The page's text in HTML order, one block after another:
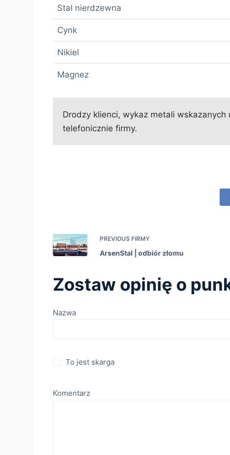
Stal nierdzewna
Cynk
Nikiel
Magnez
Drodzy klienci, wykaz metali
telefonicznie firmy.
PREVIOUS FIRMY
ArsenStal | оdbiór złomu
Zostaw opinię o
Nazwa
To jest skarga
Komentarz